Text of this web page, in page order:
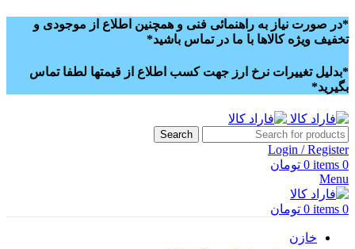
*در صورت نیاز به راهنمائی فنی و همچنین اطلاع از موجودی و
تخفیف ویژه کالاها با ما در تماس باشید*
*بدلیل تغییرات نرخ ارز جهت کسب اطلاع از قیمتها لطفا تماس
بگیرید*
Search
Login / Register
0
items
0 تومان
Menu
0
items
0 تومان
خازن